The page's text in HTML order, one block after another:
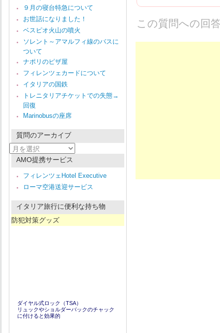
この質問への回
９月の寝台特急について
お世話になりました！
ベスピオ火山の噴火
ソレント～アマルフィ線のバスに
ついて
ナポリのピザ屋
フィレンツェカードについて
イタリアの国鉄
トレニタリアチケットでの失態→
回復
Marinobusの座席
質問のアーカイブ
質
問
AMO提携サービス
フィレンツェHotel Executive
ローマ空港送迎サービス
イタリア旅行に便利な持ち物
防犯対策グッズ
ダイヤル式ロック（TSA）
リュックやショルダーバックのチャック
に付けると効果的